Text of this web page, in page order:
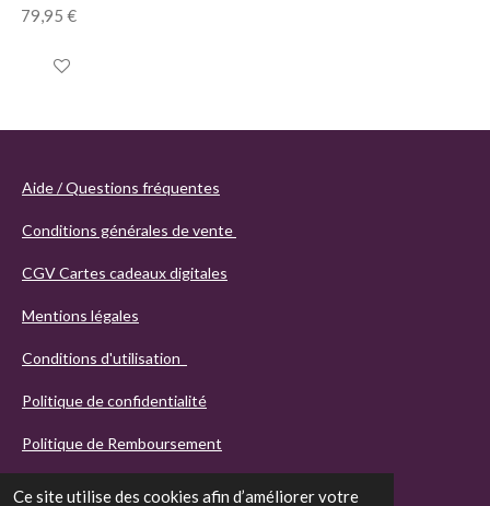
Ce site utilise des cookies afin d’améliorer votre
79,95 €
Ajouter au panier
Aide / Questions fréquentes
Conditions générales de vente
CGV Cartes cadeaux digitales
Mentions légales
Conditions d'utilisation
Politique de confidentialité
Politique de Remboursement